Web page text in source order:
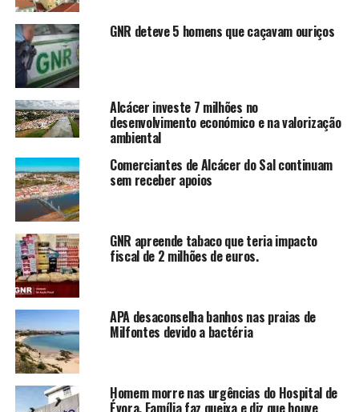
GNR deteve 5 homens que caçavam ouriços
Alcácer investe 7 milhões no
desenvolvimento económico e na valorização
ambiental
Comerciantes de Alcácer do Sal continuam
sem receber apoios
GNR apreende tabaco que teria impacto
fiscal de 2 milhões de euros.
APA desaconselha banhos nas praias de
Milfontes devido a bactéria
Homem morre nas urgências do Hospital de
Évora. Família faz queixa e diz que houve